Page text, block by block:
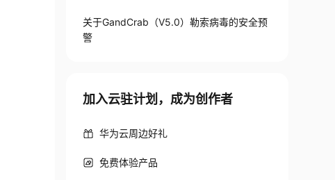
关于GandCrab（V5.0）勒索病毒的安全预
警
加入云驻计划，成为创作者
华为云周边好礼
免费体验产品